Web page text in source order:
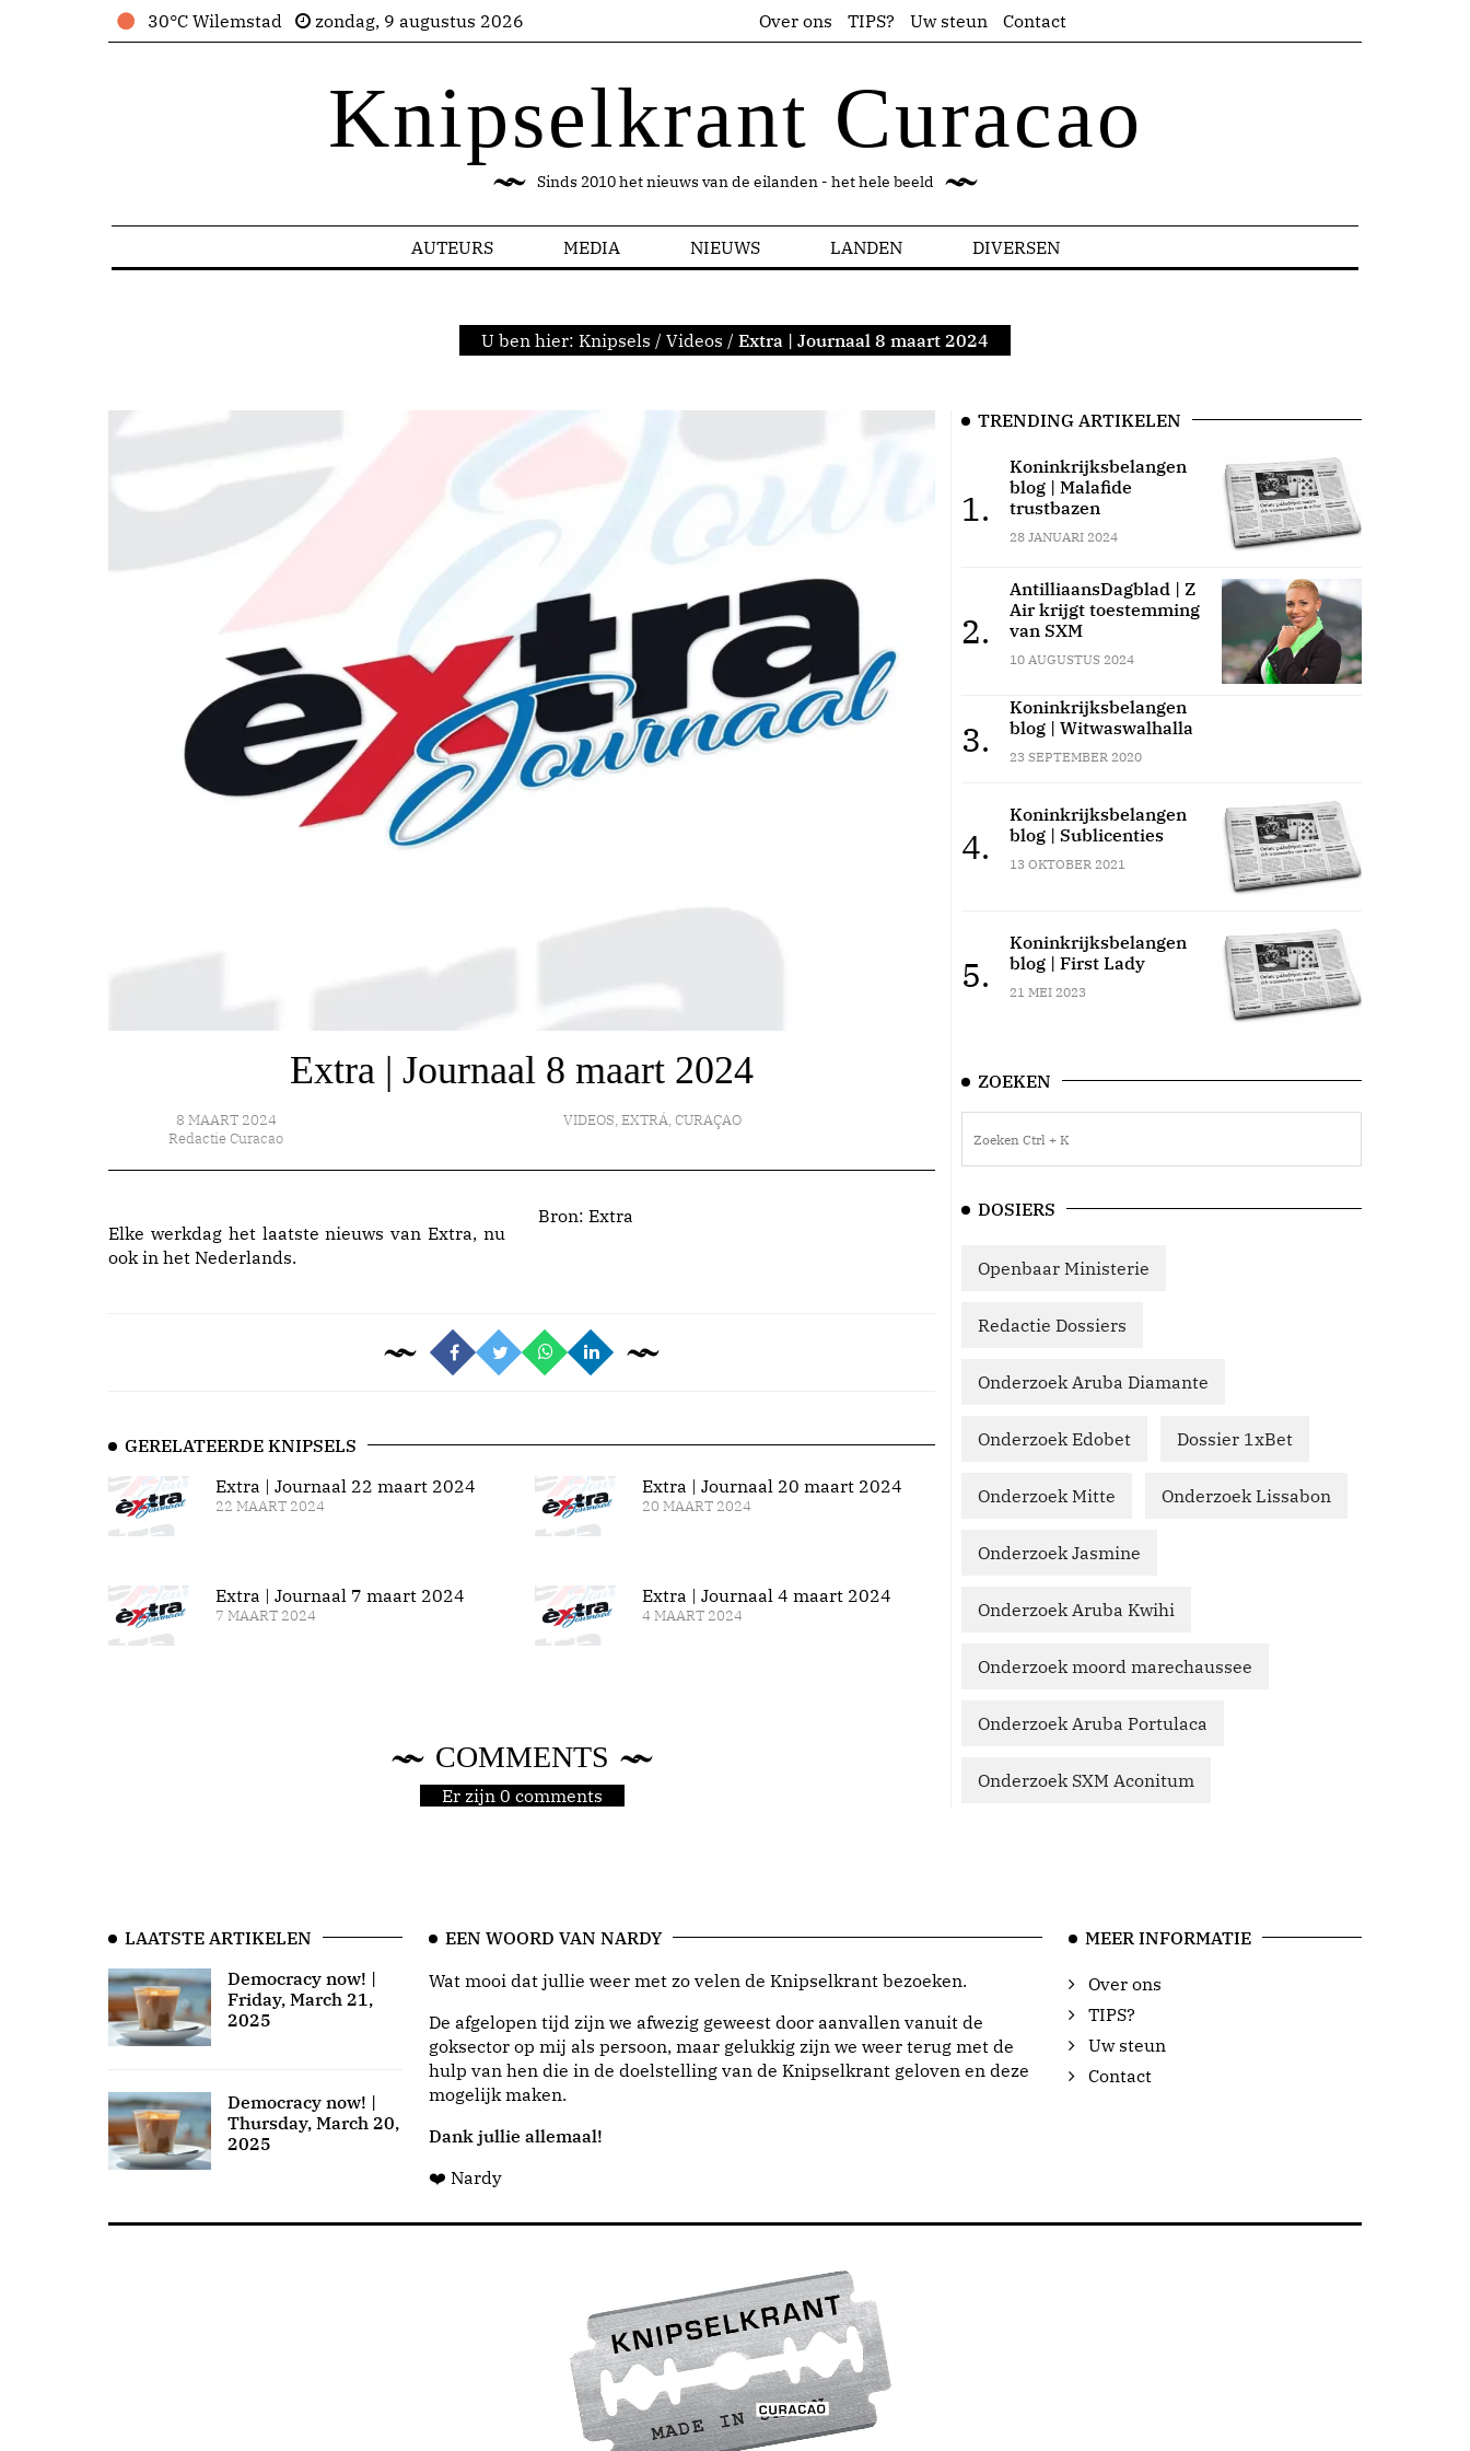
30°C Wilemstad zondag, 9 augustus 2026 Over ons TIPS? Uw steun Contact
Knipselkrant Curacao
Sinds 2010 het nieuws van de eilanden - het hele beeld
AUTEURS MEDIA NIEUWS LANDEN DIVERSEN
U ben hier: Knipsels / Videos / Extra | Journaal 8 maart 2024
Extra | Journaal 8 maart 2024
8 MAART 2024
Redactie Curacao
VIDEOS,EXTRÁ,CURAÇAO
Elke werkdag het laatste nieuws van Extra, nu
ook in het Nederlands.
Bron: Extra
GERELATEERDE KNIPSELS
Extra | Journaal 22 maart 2024
22 MAART 2024
Extra | Journaal 7 maart 2024
7 MAART 2024
Extra | Journaal 20 maart 2024
20 MAART 2024
Extra | Journaal 4 maart 2024
4 MAART 2024
COMMENTS
Er zijn 0 comments
TRENDING ARTIKELEN
1.
Koninkrijksbelangen
blog | Malafide
trustbazen
28 JANUARI 2024
2.
AntilliaansDagblad | Z
Air krijgt toestemming
van SXM
10 AUGUSTUS 2024
3.
Koninkrijksbelangen
blog | Witwaswalhalla
23 SEPTEMBER 2020
4.
Koninkrijksbelangen
blog | Sublicenties
13 OKTOBER 2021
5.
Koninkrijksbelangen
blog | First Lady
21 MEI 2023
ZOEKEN
DOSIERS
Openbaar Ministerie
Redactie Dossiers
Onderzoek Aruba Diamante
Onderzoek Edobet Dossier 1xBet
Onderzoek Mitte Onderzoek Lissabon
Onderzoek Jasmine
Onderzoek Aruba Kwihi
Onderzoek moord marechaussee
Onderzoek Aruba Portulaca
Onderzoek SXM Aconitum
LAATSTE ARTIKELEN
Democracy now! |
Friday, March 21,
2025
Democracy now! |
Thursday, March 20,
2025
EEN WOORD VAN NARDY
Wat mooi dat jullie weer met zo velen de Knipselkrant bezoeken.
De afgelopen tijd zijn we afwezig geweest door aanvallen vanuit de
goksector op mij als persoon, maar gelukkig zijn we weer terug met de
hulp van hen die in de doelstelling van de Knipselkrant geloven en deze
mogelijk maken.
Dank jullie allemaal!
❤️ Nardy
MEER INFORMATIE
Over ons
TIPS?
Uw steun
Contact